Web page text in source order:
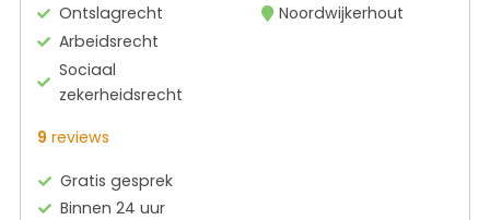
Ontslagrecht
Arbeidsrecht
Sociaal
zekerheidsrecht
Noordwijkerhout
9 reviews
Gratis gesprek
Binnen 24 uur